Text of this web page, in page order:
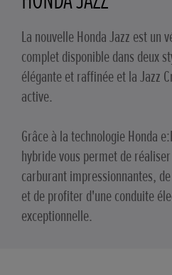
La nouvelle Honda Jazz est un
complet disponible dans deux
élégante et raffinée et la Jazz
active.
Grâce à la technologie Honda
hybride vous permet de
carburant impressionnantes,
et de profiter d'une conduite
exceptionnelle.